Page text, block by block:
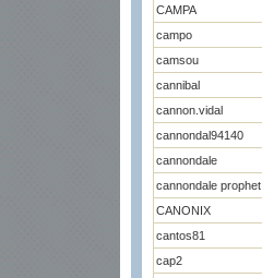
CAMPA
campo
camsou
cannibal
cannon.vidal
cannondal94140
cannondale
cannondale prophet
CANONIX
cantos81
cap2